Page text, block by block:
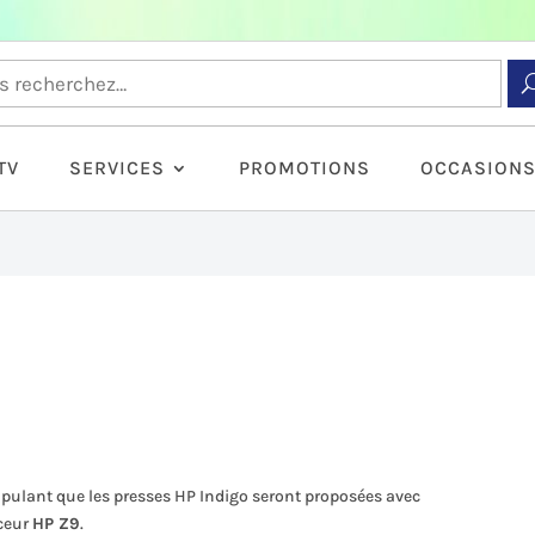
SERVICES PROMOTIONS OCCASIONS
que les presses HP Indigo seront proposées avec
HP Z9.